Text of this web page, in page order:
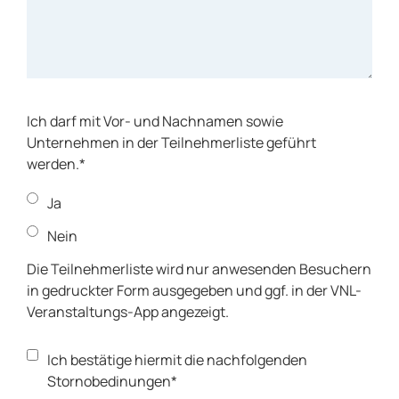
Ich darf mit Vor- und Nachnamen sowie
Unternehmen in der Teilnehmerliste geführt
werden.*
Ja
Nein
Die Teilnehmerliste wird nur anwesenden Besuchern
in gedruckter Form ausgegeben und ggf. in der VNL-
Veranstaltungs-App angezeigt.
Ich bestätige hiermit die nachfolgenden
Stornobedinungen*